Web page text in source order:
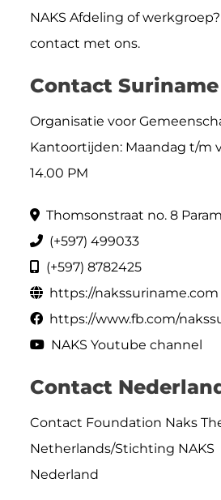
NAKS Afdeling of
contact met ons.
Contact Suriname
Organisatie voor
Kantoortijden: Maandag t/m
14.00 PM
Thomsonstraat no. 8
(+597) 499033
(+597) 8782425
https://nakssuriname.com
https://www.fb.com/
NAKS Youtube channel
Contact
Contact Foundation Naks
Netherlands/Stichting NAKS
Nederland